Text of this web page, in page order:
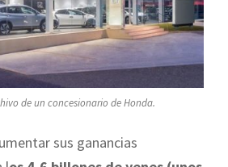
de un concesionario de Honda.
sus ganancias